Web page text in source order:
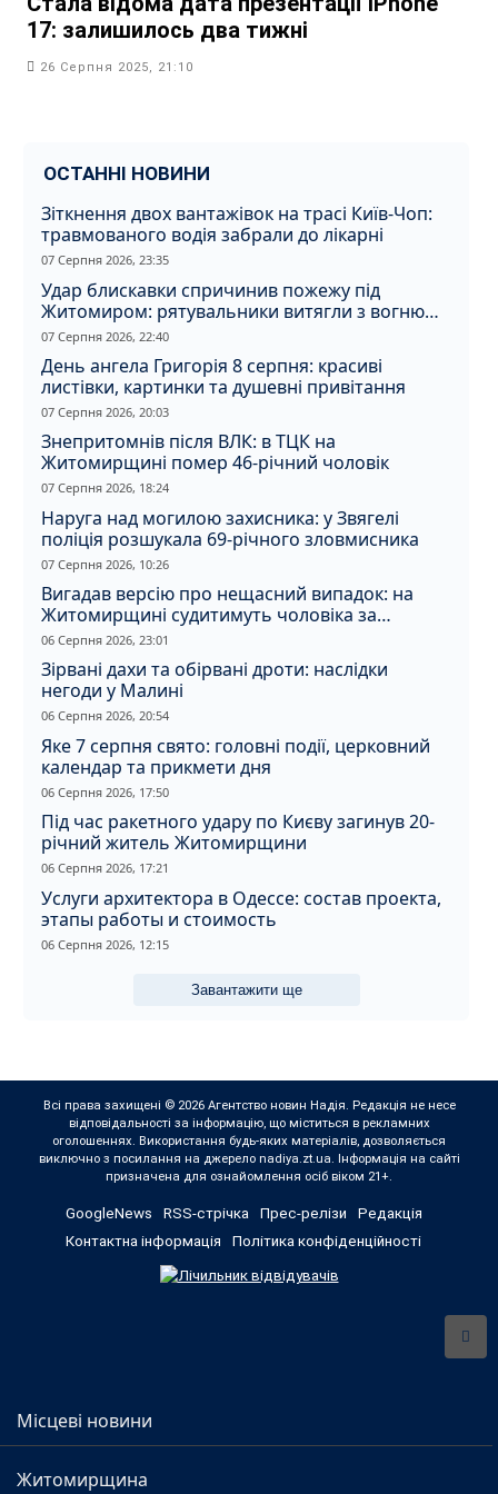
17: залишилось два тижні
26 Серпня 2025, 21:10
ОСТАННІ НОВИНИ
Зіткнення двох вантажівок на трасі Київ-Чоп:
травмованого водія забрали до лікарні
07 Серпня 2026, 23:35
Удар блискавки спричинив пожежу під
Житомиром: рятувальники витягли з вогню
кота
07 Серпня 2026, 22:40
День ангела Григорія 8 серпня: красиві
листівки, картинки та душевні привітання
07 Серпня 2026, 20:03
Знепритомнів після ВЛК: в ТЦК на
Житомирщині помер 46-річний чоловік
07 Серпня 2026, 18:24
Наруга над могилою захисника: у Звягелі
поліція розшукала 69-річного зловмисника
07 Серпня 2026, 10:26
Вигадав версію про нещасний випадок: на
Житомирщині судитимуть чоловіка за
вбивство співмешканки
06 Серпня 2026, 23:01
Зірвані дахи та обірвані дроти: наслідки
негоди у Малині
06 Серпня 2026, 20:54
Яке 7 серпня свято: головні події, церковний
календар та прикмети дня
06 Серпня 2026, 17:50
Під час ракетного удару по Києву загинув 20-
річний житель Житомирщини
06 Серпня 2026, 17:21
Услуги архитектора в Одессе: состав проекта,
этапы работы и стоимость
06 Серпня 2026, 12:15
Завантажити ще
Всі права захищені © 2026 Агентство новин Надія. Редакція не несе
відповідальності за інформацію, що міститься в рекламних
оголошеннях. Використання будь-яких матеріалів, дозволяється
виключно з посилання на джерело nadiya.zt.ua. Інформація на сайті
призначена для ознайомлення осіб віком 21+.
GoogleNews RSS-стрічка Прес-релізи
Редакція
Контактна інформація
Політика конфіденційності
Місцеві новини
Житомирщина